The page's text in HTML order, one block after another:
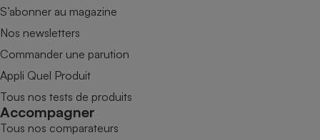
S’abonner au magazine
Nos newsletters
Commander une parution
Appli Quel Produit
Tous nos tests de produits
Accompagner
Tous nos comparateurs